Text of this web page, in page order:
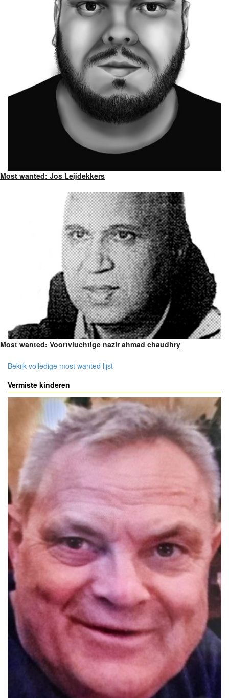
Most wanted: Jos Leijdekkers
Most wanted: Voortvluchtige nazir ahmad chaudhry
Bekijk volledige most wanted lijst
Vermiste kinderen